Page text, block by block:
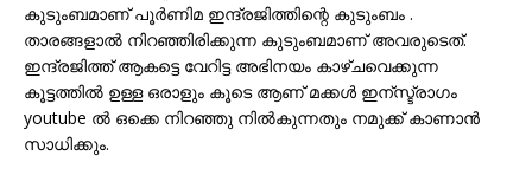
കുടുംബമാണ് പൂര്‍ണിമ ഇന്ദ്രജിത്തിന്റെ കുടുംബം .
താരങ്ങളാല്‍ നിറഞ്ഞിരിക്കുന്ന കുടുംബമാണ് അവരുടെത്.
ഇന്ദ്രജിത്ത് ആകട്ടെ വേറിട്ട അഭിനയം കാഴ്ചവെക്കുന്ന
കൂട്ടത്തില്‍ ഉള്ള ഒരാളും കൂടെ ആണ് മക്കള്‍ ഇന്സ്ട്രാഗം
youtube ല്‍ ഒക്കെ നിറഞ്ഞു നില്‍കുന്നതും നമുക്ക് കാണാന്‍
സാധിക്കും.